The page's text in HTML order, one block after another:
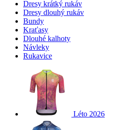
Dresy krátký rukáv
Dresy dlouhý rukáv
Bundy
Kraťasy
Dlouhé kalhoty
Návleky
Rukavice
Léto 2026